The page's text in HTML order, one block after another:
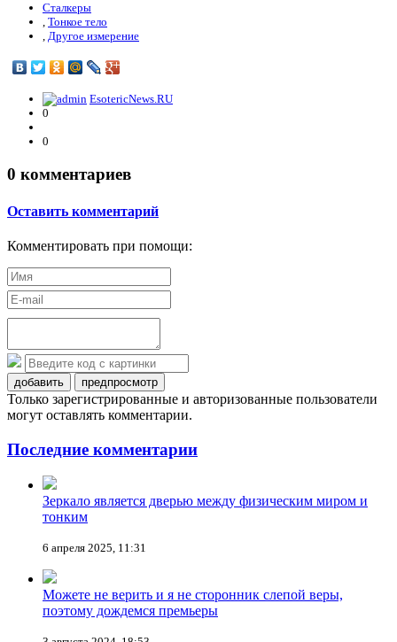
Сталкеры
, Тонкое тело
, Другое измерение
EsotericNews.RU
0
0
0 комментариев
Оставить комментарий
Комментировать при помощи:
добавить предпросмотр
Только зарегистрированные и авторизованные пользователи
могут оставлять комментарии.
Последние комментарии
Зеркало является дверью между физическим миром и
тонким
6 апреля 2025, 11:31
Можете не верить и я не сторонник слепой веры,
поэтому дождемся премьеры